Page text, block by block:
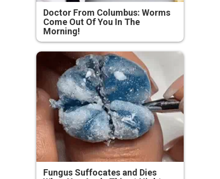
Doctor From Columbus: Worms
Come Out Of You In The
Morning!
Fungus Suffocates and Dies